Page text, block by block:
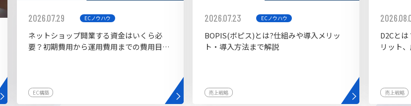
2026.07.29 ECノウハウ
ネットショップ開業する資金はいくら必
要？初期費用から運用費用までの費用目安
EC構築
2026.07.23 ECノウハウ
BOPIS(ボピス)とは?仕組みや導入メリッ
ト・導入方法まで解説
売上戦略
D2Cと
リット
売上戦略